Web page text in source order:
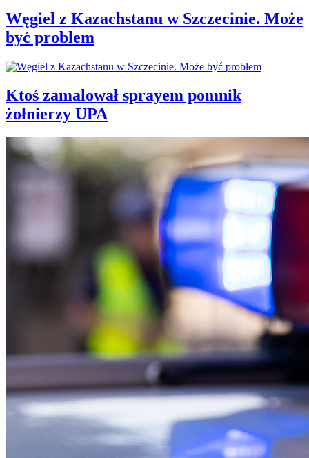
Węgiel z Kazachstanu w Szczecinie. Może
być problem
Ktoś zamalował sprayem pomnik
żołnierzy UPA